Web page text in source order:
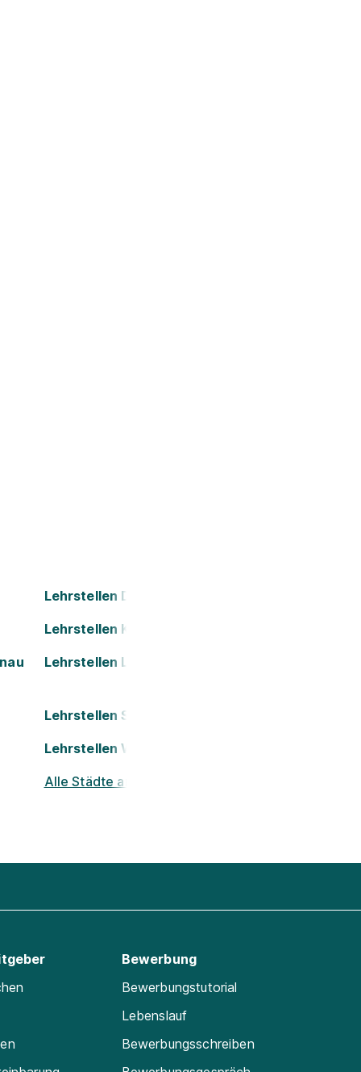
Lehrstellen Dornbirn
Lehrstellen Kapfenberg
Lehrstellen Leoben
Lehrstellen St. Pölten
Lehrstellen Wels
Alle Städte ansehen
Bewerbung
Bewerbungstutorial
Lebenslauf
Bewerbungsschreiben